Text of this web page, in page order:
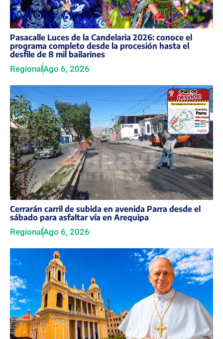
Pasacalle Luces de la Candelaria 2026: conoce el
programa completo desde la procesión hasta el
desfile de 8 mil bailarines
Regional Ago 6, 2026
Cerrarán carril de subida en avenida Parra desde el
sábado para asfaltar vía en Arequipa
RegionalAgo 6, 2026